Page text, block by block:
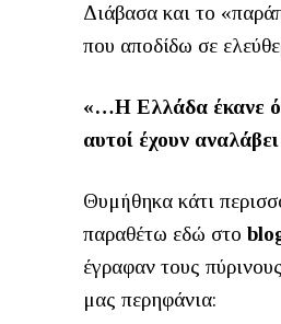
Διάβασα και το
που αποδίδω σε
«…Η Ελλάδα έκανε
αυτοί έχουν
Θυμήθηκα κάτι
παραθέτω εδώ στο
έγραφαν τους
μας περηφάνια: